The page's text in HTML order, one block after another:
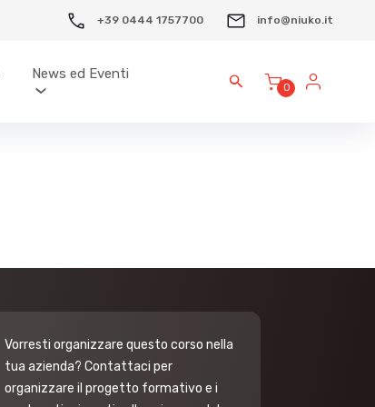
+39 0444 1757700 info@niuko.it
0
News ed Eventi
Vorresti organizzare questo corso nella
tua azienda? Contattaci per
organizzare il progetto formativo e i